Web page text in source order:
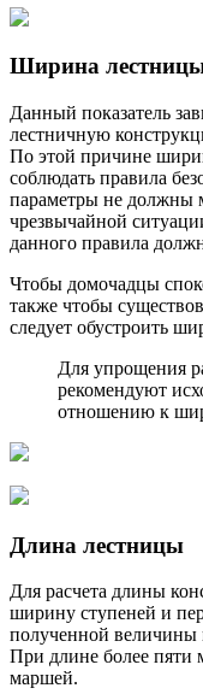
Ширина
Данный показатель
лестничную
По этой причине
соблюдать правила
параметры не должны
чрезвычайной
данного правила
Чтобы домочадцы
также чтобы
следует обустроить
Для упрощения
рекомендуют
отношению к
Длина лестницы
Для расчета длины
ширину ступеней и
полученной величины
При длине более пяти
маршей.